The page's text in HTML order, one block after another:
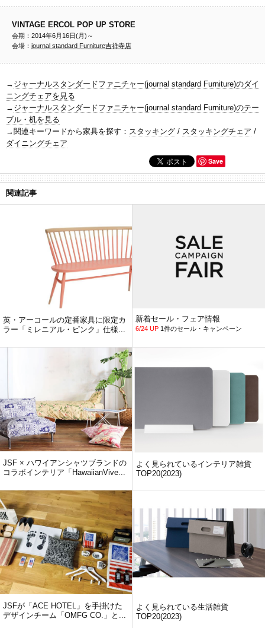
VINTAGE ERCOL POP UP STORE
会期：2014年6月16日(月)～
会場： journal standard Furniture吉祥寺店
→ ジャーナルスタンダードファニチャー(journal standard Furniture)のダイ
ニングチェアを見る
→ ジャーナルスタンダードファニチャー(journal standard Furniture)のテー
ブル・机を見る
→関連キーワードから家具を探す： スタッキング / スタッキングチェア /
ダイニングチェア
Save
関連記事
新着セール・フェア情報
6/24 UP 1件のセール・キャンペーン
英・アーコールの定番家具に限定カ
ラー「ミレニアル・ピンク」仕様...
JSF × ハワイアンシャツブランドの
コラボインテリア「HawaiianVive...
JSFが「ACE HOTEL」を手掛けた
デザインチーム「OMFG CO.」と...
よく見られているインテリア雑貨
TOP20(2023)
よく見られている生活雑貨
TOP20(2023)